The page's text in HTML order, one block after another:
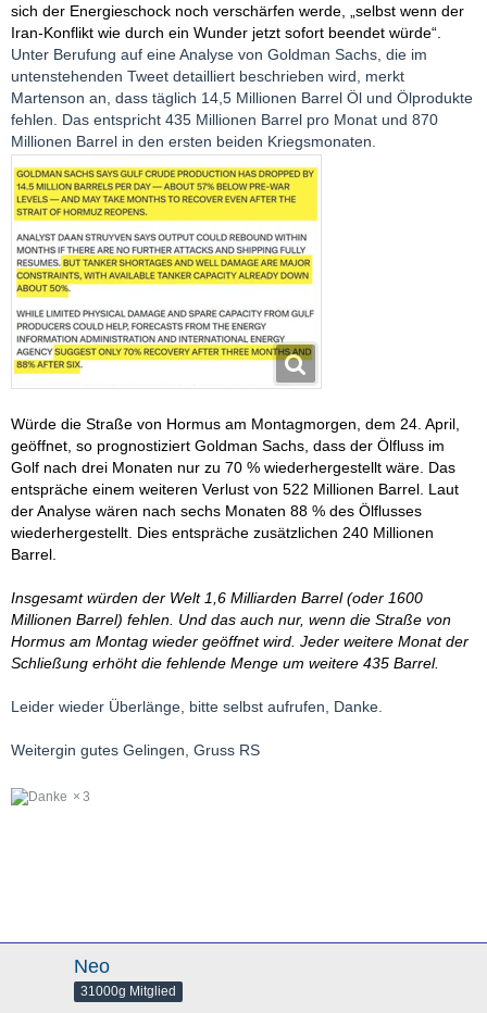
sich der Energieschock noch verschärfen werde, „selbst wenn der
Iran-Konflikt wie durch ein Wunder jetzt sofort beendet würde“.
Unter Berufung auf eine Analyse von Goldman Sachs, die im
untenstehenden Tweet detailliert beschrieben wird, merkt
Martenson an, dass täglich 14,5 Millionen Barrel Öl und Ölprodukte
fehlen. Das entspricht 435 Millionen Barrel pro Monat und 870
Millionen Barrel in den ersten beiden Kriegsmonaten.
Würde die Straße von Hormus am Montagmorgen, dem 24. April,
geöffnet, so prognostiziert Goldman Sachs, dass der Ölfluss im
Golf nach drei Monaten nur zu 70 % wiederhergestellt wäre. Das
entspräche einem weiteren Verlust von 522 Millionen Barrel. Laut
der Analyse wären nach sechs Monaten 88 % des Ölflusses
wiederhergestellt. Dies entspräche zusätzlichen 240 Millionen
Barrel.
Insgesamt würden der Welt 1,6 Milliarden Barrel (oder 1600
Millionen Barrel) fehlen. Und das auch nur, wenn die Straße von
Hormus am Montag wieder geöffnet wird. Jeder weitere Monat der
Schließung erhöht die fehlende Menge um weitere 435 Barrel.
Leider wieder Überlänge, bitte selbst aufrufen, Danke.
Weitergin gutes Gelingen, Gruss RS
3
Neo
31000g Mitglied